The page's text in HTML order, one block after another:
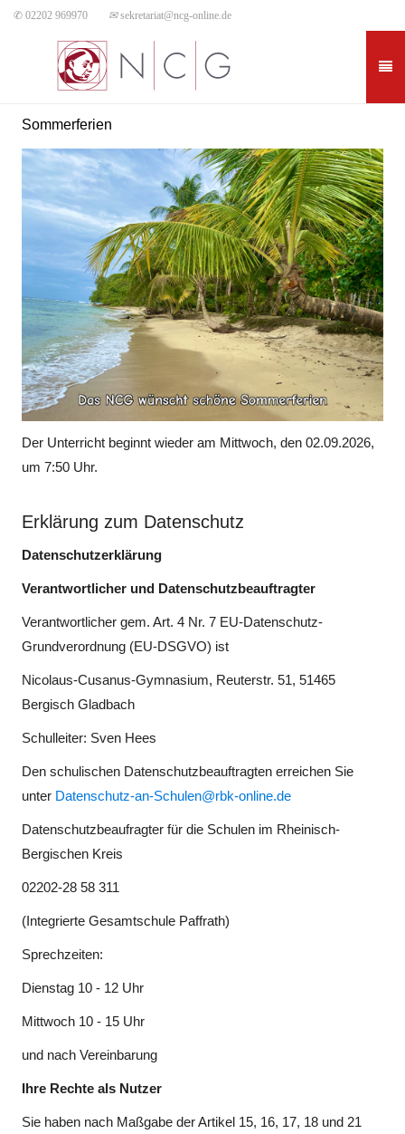
✆ 02202 969970 ✉sekretariat@ncg-online.de
Sommerferien
Der Unterricht beginnt wieder am Mittwoch, den 02.09.2026,
um 7:50 Uhr.
Erklärung zum Datenschutz
Datenschutzerklärung
Verantwortlicher und Datenschutzbeauftragter
Verantwortlicher gem. Art. 4 Nr. 7 EU-Datenschutz-
Grundverordnung (EU-DSGVO) ist
Nicolaus-Cusanus-Gymnasium, Reuterstr. 51, 51465
Bergisch Gladbach
Schulleiter: Sven Hees
Den schulischen Datenschutzbeauftragten erreichen Sie
unter Datenschutz-an-Schulen@rbk-online.de
Datenschutzbeaufragter für die Schulen im Rheinisch-
Bergischen Kreis
02202-28 58 311
(Integrierte Gesamtschule Paffrath)
Sprechzeiten:
Dienstag 10 - 12 Uhr
Mittwoch 10 - 15 Uhr
und nach Vereinbarung
Ihre Rechte als Nutzer
Sie haben nach Maßgabe der Artikel 15, 16, 17, 18 und 21